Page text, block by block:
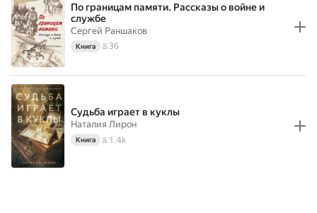
По границам памяти. Рассказы о войне и
службе
Сергей Раншаков
Книга 36
Судьба играет в куклы
Наталия Лирон
Книга 1.4k